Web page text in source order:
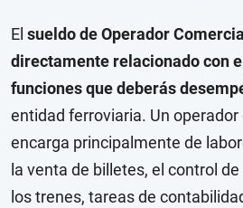
El sueldo de Operador
directamente relacionado con
funciones que deberás
entidad ferroviaria. Un operador
encarga principalmente de
la venta de billetes, el control
los trenes, tareas de